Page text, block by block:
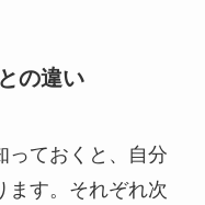
の違い
っておくと、自分
ます。それぞれ次